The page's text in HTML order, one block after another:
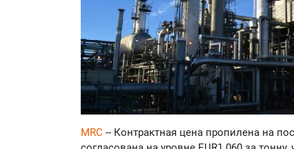
MRC -- Контрактная цена пропилена на